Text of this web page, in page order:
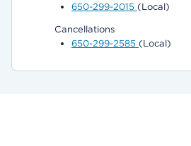
650-299-2015 (Local)
Cancellations
650-299-2585 (Local)